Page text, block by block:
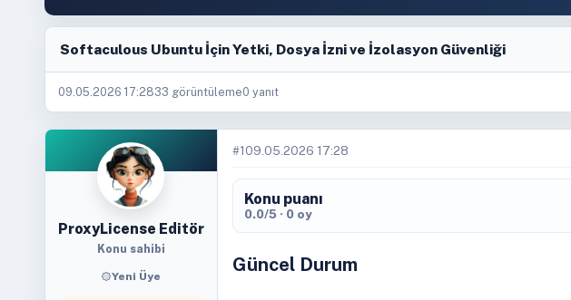
Softaculous Ubuntu İçin Yetki, Dosya İzni ve İzolasyon Güvenliği
09.05.2026 17:2833 görüntüleme0 yanıt
ProxyLicense Editör
Konu sahibi
Yeni Üye
#1 09.05.2026 17:28
Konu puanı
0.0/5 · 0 oy
Güncel Durum